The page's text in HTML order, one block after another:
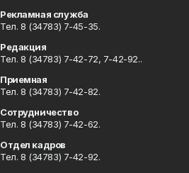
Рекламная служба
Тел. 8 (34783) 7-45-35.
Редакция
Тел. 8 (34783) 7-42-72, 7-42-92..
Приемная
Тел. 8 (34783) 7-42-82.
Сотрудничество
Тел. 8 (34783) 7-42-62.
Отдел кадров
Тел. 8 (34783) 7-42-92.